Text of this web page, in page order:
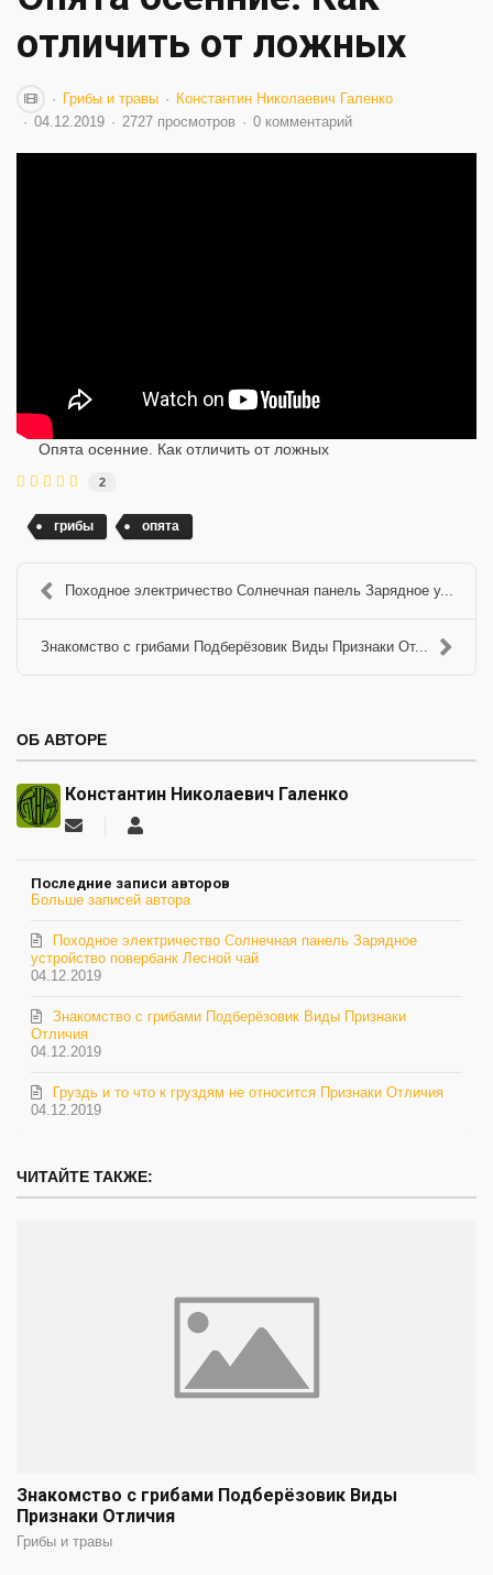
отличить от ложных
Грибы и травы
Константин Николаевич Галенко
04.12.2019
2727 просмотров 0 комментарий
Опята осенние. Как отличить от ложных
2
грибы опята
Походное электричество Солнечная панель Зарядное у...
Знакомство с грибами Подберёзовик Виды Признаки От...
ОБ АВТОРЕ
Константин Николаевич Галенко
Подписаться
автора
Последние записи авторов
Больше записей автора
04.12.2019
Походное электричество Солнечная панель Зарядное
устройство повербанк Лесной чай
04.12.2019
Знакомство с грибами Подберёзовик Виды Признаки
Отличия
04.12.2019
Груздь и то что к груздям не относится Признаки Отличия
ЧИТАЙТЕ ТАКЖЕ:
Знакомство с грибами Подберёзовик Виды
Признаки Отличия
Грибы и травы